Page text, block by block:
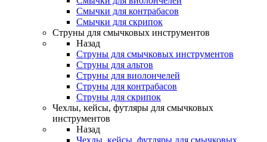
Смычки для контрабасов
Смычки для скрипок
Струны для смычковых инструментов
Назад
Струны для смычковых инструментов
Струны для альтов
Струны для виолончелей
Струны для контрабасов
Струны для скрипок
Чехлы, кейсы, футляры для смычковых
инструментов
Назад
Чехлы, кейсы, футляры для смычковых